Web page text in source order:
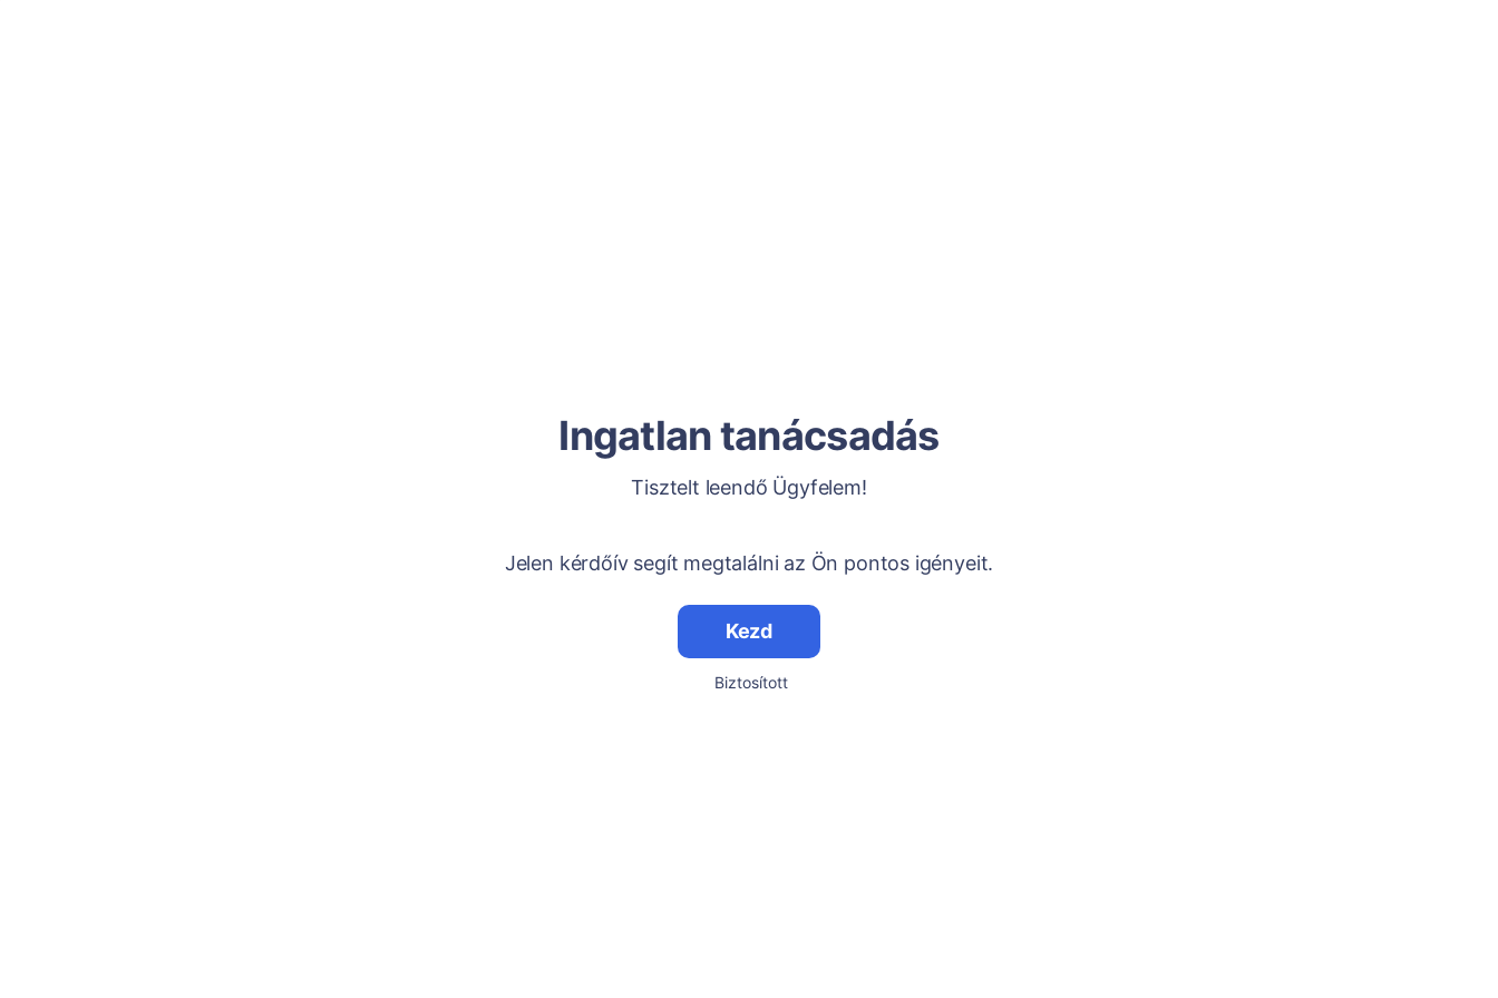
Ingatlan tanácsadás
Tisztelt leendő Ügyfelem!
Jelen kérdőív segít megtalálni az Ön pontos igényeit.
Kezd
Biztosított